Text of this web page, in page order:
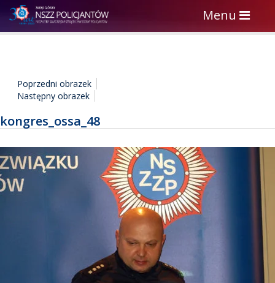
Toggle
navigation
Menu
Poprzedni obrazek
Następny obrazek
kongres_ossa_48